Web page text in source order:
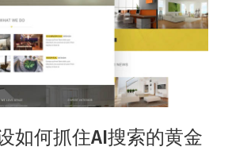
如何抓住AI搜索的黄金